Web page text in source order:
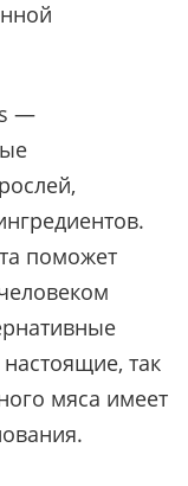
—
поможет
так
мяса имеет